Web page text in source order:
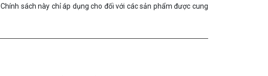
. Chính sách này chỉ áp dụng cho đối với các sản phẩm được cung